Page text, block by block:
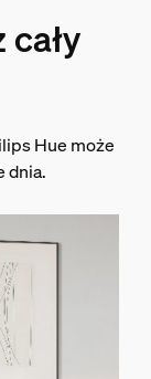
Hue może
dnia.